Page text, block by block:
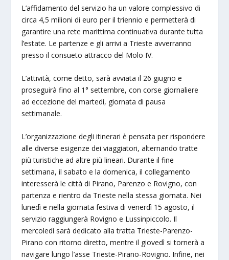
L’affidamento del servizio ha un valore complessivo di
circa 4,5 milioni di euro per il triennio e permetterà di
garantire una rete marittima continuativa durante tutta
l’estate. Le partenze e gli arrivi a Trieste avverranno
presso il consueto attracco del Molo IV.
L’attività, come detto, sarà avviata il 26 giugno e
proseguirà fino al 1° settembre, con corse giornaliere
ad eccezione del martedì, giornata di pausa
settimanale.
L’organizzazione degli itinerari è pensata per rispondere
alle diverse esigenze dei viaggiatori, alternando tratte
più turistiche ad altre più lineari. Durante il fine
settimana, il sabato e la domenica, il collegamento
interesserà le città di Pirano, Parenzo e Rovigno, con
partenza e rientro da Trieste nella stessa giornata. Nei
lunedì e nella giornata festiva di venerdì 15 agosto, il
servizio raggiungerà Rovigno e Lussinpiccolo. Il
mercoledì sarà dedicato alla tratta Trieste-Parenzo-
Pirano con ritorno diretto, mentre il giovedì si tornerà a
navigare lungo l’asse Trieste-Pirano-Rovigno. Infine, nei